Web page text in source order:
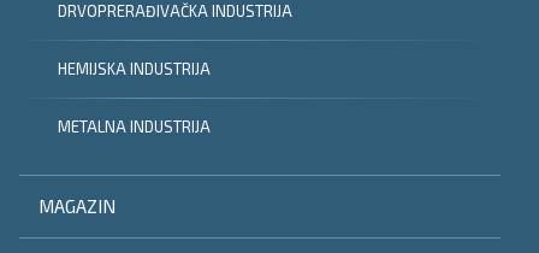
DRVOPRERAĐIVAČKA INDUSTRIJA
HEMIJSKA INDUSTRIJA
METALNA INDUSTRIJA
MAGAZIN